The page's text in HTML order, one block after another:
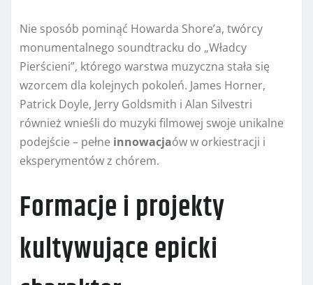
Nie sposób pominąć Howarda Shore’a, twórcy
monumentalnego soundtracku do „Władcy
Pierścieni”, którego warstwa muzyczna stała się
wzorcem dla kolejnych pokoleń. James Horner,
Patrick Doyle, Jerry Goldsmith i Alan Silvestri
również wnieśli do muzyki filmowej swoje unikalne
podejście – pełne innowacjaów w orkiestracji i
eksperymentów z chórem.
Formacje i projekty
kultywujące epicki